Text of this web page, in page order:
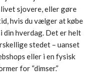
sjovere, eller gøre
hvis du vælger at købe
din hverdag. Det er helt
stedet – uanset
eller i en fysisk
for “dimser.”